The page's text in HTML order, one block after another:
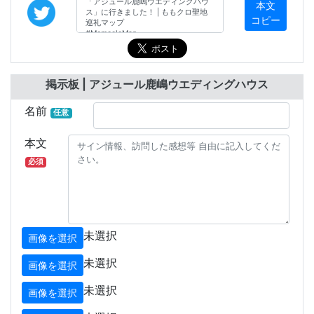
本文
コピー
掲示板 | アジュール鹿嶋ウエディングハウス
名前
任意
本文
必須
画像を選択 未選択
画像を選択 未選択
画像を選択 未選択